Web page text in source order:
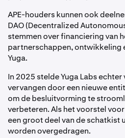
APE-houders kunnen ook
DAO (Decentralized
stemmen over financiering van
partnerschappen, ontwikkeling
Yuga.
In 2025 stelde Yuga Labs echter
vervangen door een nieuwe
om de besluitvorming te
verbeteren. Als het voorstel
een groot deel van de schatkist
worden overgedragen.